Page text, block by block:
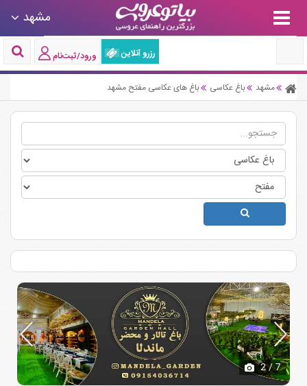
مشهد
رزرو آنلاین ورود/ثبت‌نام
مشهد باغ عکاسی باغ های عکاسی مفتح مشهد
2/ 7